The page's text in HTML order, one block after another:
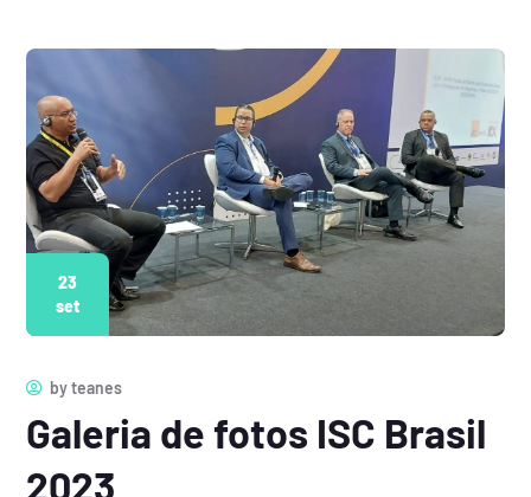
23
set
byteanes
Galeria de fotos ISC Brasil
2023